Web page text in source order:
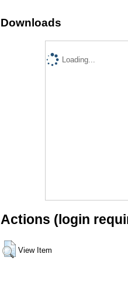
Downloads
Loading...
Actions (login
View Item